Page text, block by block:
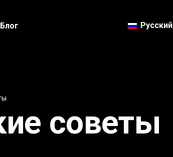
Блог Русский
советы